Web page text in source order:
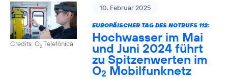
Credits: O2Telefónica
10. Februar 2025
EUROPÄISCHER TAG DES NOTRUFS 112:
Hochwasser im Mai
und Juni 2024 führt
zu Spitzenwerten im
O2 Mobilfunknetz